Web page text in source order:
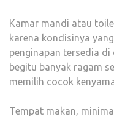
Kamar mandi atau
karena kondisinya
penginapan tersedia
begitu banyak ragam
memilih cocok
Tempat makan,